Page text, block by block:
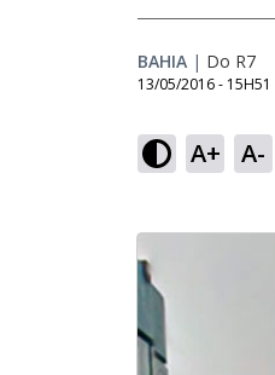
BAHIA | Do R7
13/05/2016 - 15H51
A+ A-